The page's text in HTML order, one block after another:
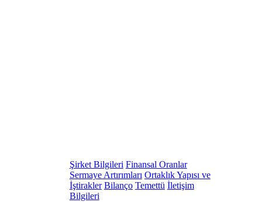
Şirket Bilgileri Finansal Oranlar
Sermaye Artırımları Ortaklık Yapısı ve
İştirakler Bilanço Temettü İletişim
Bilgileri